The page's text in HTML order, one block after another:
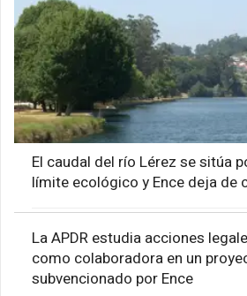
El caudal del río Lérez se sitúa
límite ecológico y Ence deja de
La APDR estudia acciones
como colaboradora en un
subvencionado por Ence